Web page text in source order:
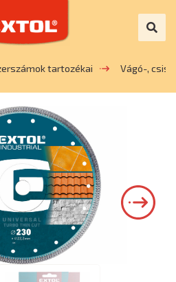
tartozékai Vágó-,